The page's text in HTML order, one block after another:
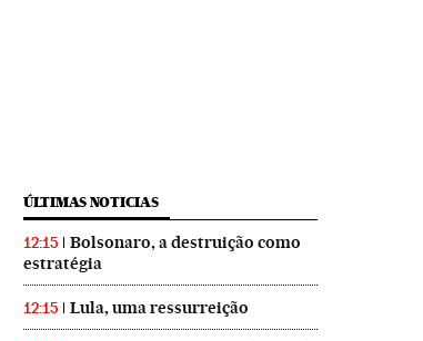
ÚLTIMAS NOTICIAS
12:15
Bolsonaro, a destruição como
estratégia
12:15 Lula, uma ressurreição